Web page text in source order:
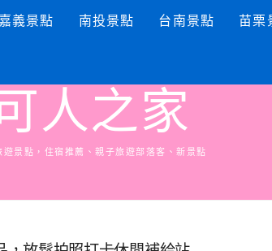
嘉義景點 南投景點 台南景點 苗栗
人之家
遊景點，住宿推薦、親子旅遊部落客、新景點